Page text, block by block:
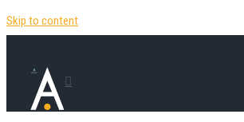
Skip to content